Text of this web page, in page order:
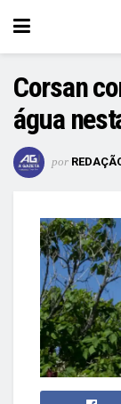
Corsan
água
por